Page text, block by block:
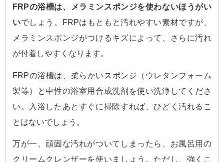
FRPの浴槽は、メラミンスポンジを使わないほうがい
いでしょう。FRPはもともと汚れやすい素材ですが、
メラミンスポンジがつけるキズによって、さらに汚れ
が付着しやすくなります。
FRPの浴槽は、柔らかいスポンジ（ウレタンフォーム
製等）と中性の浴室用合成洗剤を使い洗浄してくださ
い。入浴したあとすぐに掃除すれば、ひどく汚れるこ
とはないでしょう。
万が一、頑固な汚れがついてしまったら、お風呂用の
クリームクレンザーを使いましょう。ただし、強くこ